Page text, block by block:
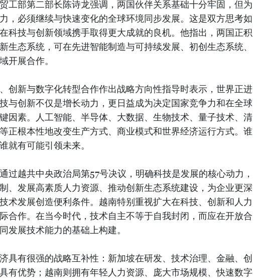
工部第二部长陈诗龙强调，两国伙伴关系基础十分牢固，但为
，必须继续与快速变化的全球环境同步发展。这是双方思考如
科技与创新领域携手取得更大成就的良机。他指出，两国正积
生态系统，可在先进智能制造与可持续发展、初创生态系统、
开展合作。
创新与数字化转型合作作出战略方向性指导时表示，世界正进
与创新不仅是增长动力，更日益成为决定国家竞争力和在全球
因素。人工智能、半导体、大数据、生物技术、量子技术、清
正根本性地改变生产方式、商业模式和世界经济运行方式。谁
就有可能引领未来。
过越共中央政治局第57号决议，明确科技是发展的核心动力，
、发展高素质人力资源、推动创新生态系统建设，为企业更深
术发展创造便利条件。越南特别重视扩大在科技、创新和人力
合作。在当今时代，技术自主不等于自我封闭，而应在开放合
发展技术能力的基础上构建。
具有很强的战略互补性：新加坡在研发、技术治理、金融、创
有优势；越南则拥有年轻人力资源、庞大市场规模、快速数字